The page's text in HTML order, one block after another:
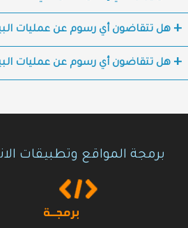
برمجة المواقع وتطبيقات